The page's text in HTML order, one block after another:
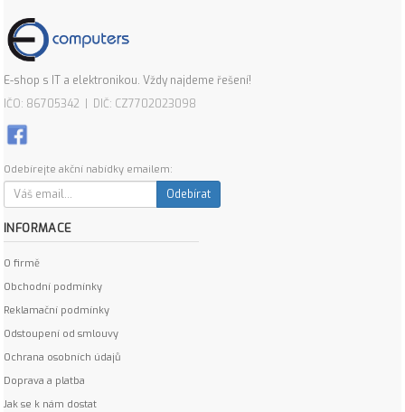
E-shop s IT a elektronikou. Vždy najdeme řešení!
IČO: 86705342 | DIČ: CZ7702023098
Odebírejte akční nabídky emailem:
Odebírat
INFORMACE
O firmě
Obchodní podmínky
Reklamační podmínky
Odstoupení od smlouvy
Ochrana osobních údajů
Doprava a platba
Jak se k nám dostat